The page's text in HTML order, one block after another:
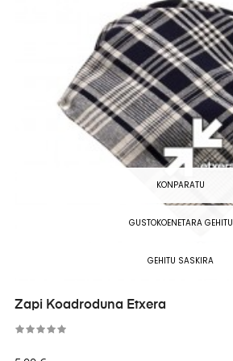
KONPARATU
GUSTOKOENETARA GEHITU
GEHITU SASKIRA
Zapi Koadroduna Etxera